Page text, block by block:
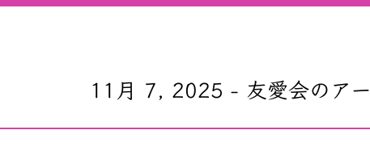
11月 7, 2025 - 友愛会のア